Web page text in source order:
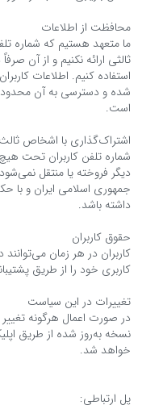
محافظت از اطلاعات
ما متعهد هستیم که شماره
ثالثی ارائه نکنیم و از آن
استفاده کنیم. اطلاعات
شده و دسترسی به آن محدود
است.
اشتراک‌گذاری با اشخاص ثالث
شماره تلفن کاربران تحت
دیگر فروخته یا منتقل
جمهوری اسلامی ایران و با
داشته باشد.
حقوق کاربران
کاربران در هر زمان
کاربری خود را از طریق
تغییرات در این سیاست
در صورت اعمال هرگونه
نسخه به‌روز شده از طریق
خواهد شد.
پل ارتباطی: